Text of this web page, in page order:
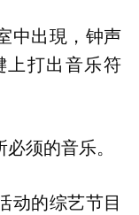
中出現，钟声
上打出音乐符
须的音乐。
动的综艺节目